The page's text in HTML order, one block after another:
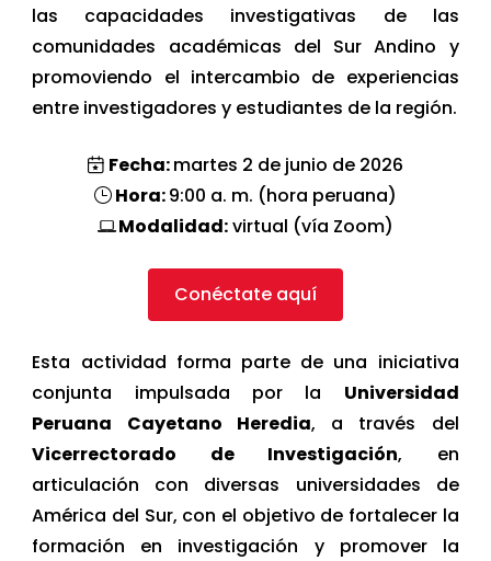
las capacidades investigativas de las
comunidades académicas del Sur Andino y
promoviendo el intercambio de experiencias
entre investigadores y estudiantes de la región.
Fecha:martes 2 de junio de 2026
Hora:9:00 a. m. (hora peruana)
Modalidad:virtual (vía Zoom)
Conéctate aquí
Esta actividad forma parte de una iniciativa
conjunta impulsada por la Universidad
Peruana Cayetano Heredia, a través del
Vicerrectorado de Investigación, en
articulación con diversas universidades de
América del Sur, con el objetivo de fortalecer la
formación en investigación y promover la